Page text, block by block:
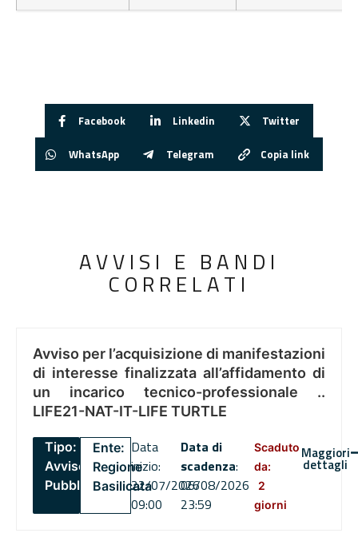
Facebook Linkedin Twitter
WhatsApp Telegram Copia link
AVVISI E BANDI
CORRELATI
Avviso per l’acquisizione di manifestazioni
di interesse finalizzata all’affidamento di
un incarico tecnico-professionale ..
LIFE21-NAT-IT-LIFE TURTLE
Tipo:
Avviso
Pubblico
Ente:
Regione
Basilicata
Data
inizio:
22/07/2026
09:00
Data di
scadenza:
06/08/2026
23:59
Scaduto
da:
2
giorni
Maggiori
dettagli